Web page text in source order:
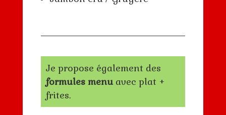
Je propose également des
formules menuavec plat +
frites.